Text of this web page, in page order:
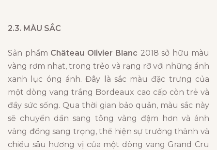
2.3. MÀU SẮC
Sản phẩm Château Olivier Blanc 2018 sở hữu màu
vàng rơm nhạt, trong trẻo và rạng rỡ với những ánh
xanh lục óng ánh. Đây là sắc màu đặc trưng của
một dòng vang trắng Bordeaux cao cấp còn trẻ và
đầy sức sống. Qua thời gian bảo quản, màu sắc này
sẽ chuyển dần sang tông vàng đậm hơn và ánh
vàng đồng sang trọng, thể hiện sự trưởng thành và
chiều sâu hương vị của một dòng vang Grand Cru